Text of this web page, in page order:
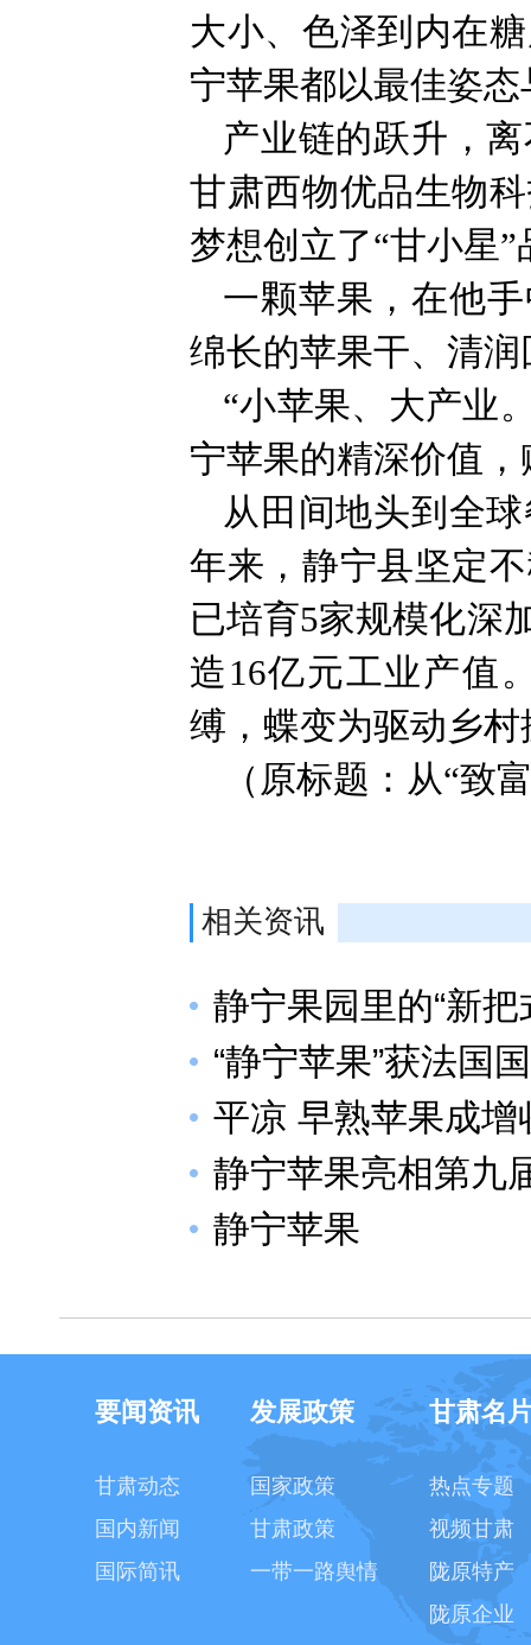
大小、色泽到内在
宁苹果都以最佳姿
产业链的跃升，
甘肃西物优品生物
梦想创立了“甘小星”
一颗苹果，在他
绵长的苹果干、清
“小苹果、大产业
宁苹果的精深价值
从田间地头到全
年来，静宁县坚定
已培育5家规模化深
造16亿元工业产值
缚，蝶变为驱动乡
（原标题：从“
相关资讯
静宁果园里的“新把
“静宁苹果”获法国
平凉 早熟苹果成增
静宁苹果亮相第九
静宁苹果
要闻资讯
甘肃动态
国内新闻
国际简讯
发展政策
国家政策
甘肃政策
一带一路舆情
甘肃名
热点专题
视频甘肃
陇原特产
陇原企业